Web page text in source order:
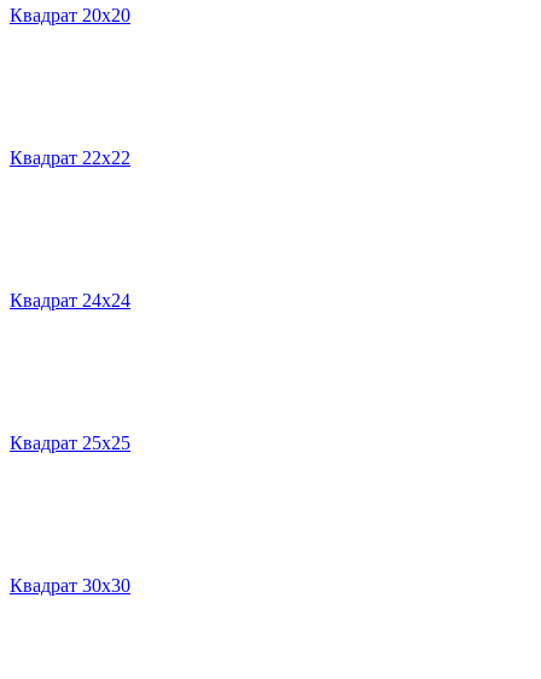
Квадрат 20х20
Квадрат 22х22
Квадрат 24х24
Квадрат 25х25
Квадрат 30х30